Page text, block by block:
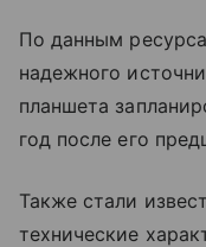
По данным
надежного
планшета
год после его
Также стали
технические